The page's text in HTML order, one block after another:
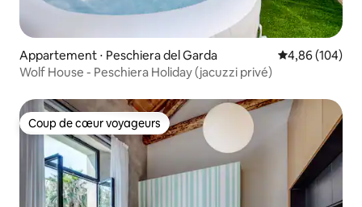
Appartement ⋅ Peschiera del Garda Évaluation
4,86 (104)
Wolf House - Peschiera Holiday (jacuzzi privé)
Coup de cœur voyageurs
Coup de cœur voyageurs